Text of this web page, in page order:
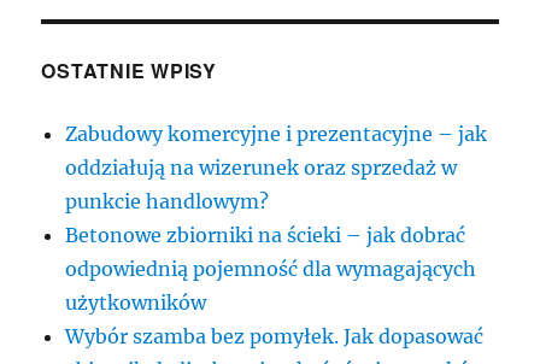
OSTATNIE WPISY
Zabudowy komercyjne i prezentacyjne – jak
oddziałują na wizerunek oraz sprzedaż w
punkcie handlowym?
Betonowe zbiorniki na ścieki – jak dobrać
odpowiednią pojemność dla wymagających
użytkowników
Wybór szamba bez pomyłek. Jak dopasować